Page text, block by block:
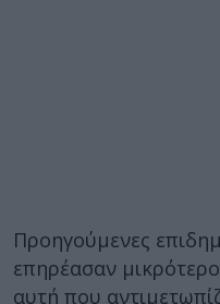
Προηγούμενες
επηρέασαν
αυτή που